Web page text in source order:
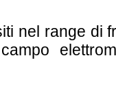
nel range di